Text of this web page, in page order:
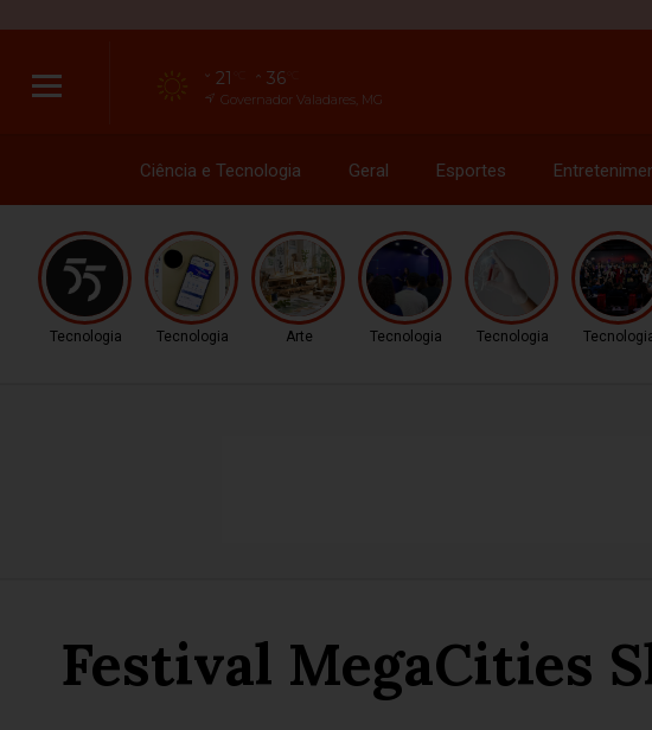
21 36
Governador Valadares, MG
Ciência e Tecnologia Geral Esportes
Tecnologia Tecnologia Arte Tecnologia Tecnologia
Festival MegaCities